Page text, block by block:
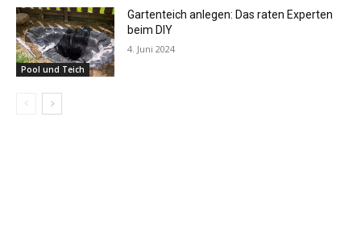
Pool und Teich
Gartenteich anlegen: Das raten Experten
beim DIY
4. Juni 2024